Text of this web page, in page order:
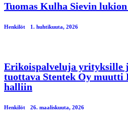
Tuomas Kulha Sievin
Henkilöt 1. huhtikuuta, 2026
Erikoispalveluja yrityksille
tuottava Stentek Oy muutti
halliin
Henkilöt 26. maaliskuuta, 2026